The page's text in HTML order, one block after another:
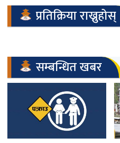
प्रतिक्रिया राख्नुहोस्
सम्बन्धित खबर